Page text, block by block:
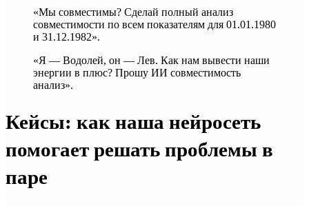
«Мы совместимы? Сделай полный анализ
совместимости по всем показателям для 01.01.1980
и 31.12.1982».
«Я — Водолей, он — Лев. Как нам вывести наши
энергии в плюс? Прошу ИИ совместимость
анализ».
Кейсы: как наша нейросеть
помогает решать проблемы в
паре